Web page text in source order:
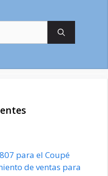
para el Coupé
de ventas para